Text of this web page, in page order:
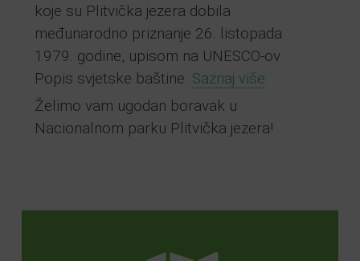
koje su Plitvička jezera dobila
međunarodno priznanje 26. listopada
1979. godine, upisom na UNESCO-ov
Popis svjetske baštine. Saznaj više
Želimo vam ugodan boravak u
Nacionalnom parku Plitvička jezera!